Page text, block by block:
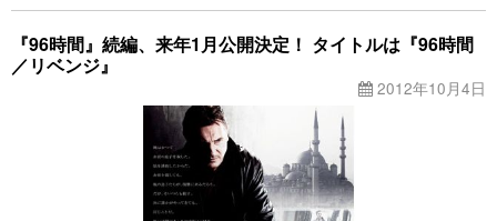
『96時間』続編、来年1月公開決定！ タイトルは『96時間
／リベンジ』
2012年10月4日